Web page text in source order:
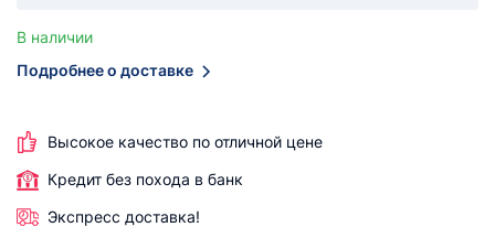
В наличии
Подробнее о доставке
Высокое качество по отличной цене
Кредит без похода в банк
Экспресс доставка!